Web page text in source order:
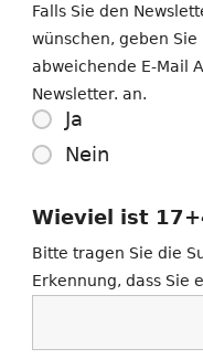
Ja
Nein
Falls Sie den
wünschen, geben
abweichende E-Mail
Newsletter. an.
Wieviel ist
Bitte tragen Sie die
Erkennung, dass Sie